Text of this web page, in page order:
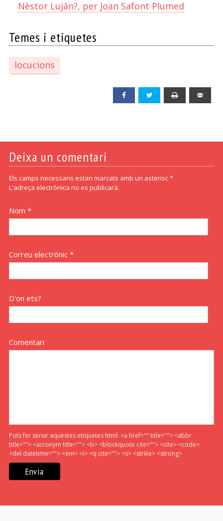
Nèstor Luján?, per Joan Safont Plumed
Temes i etiquetes
locucions
Facebook Twitter
Deixa un comentari
Els camps necessaris estan marcats amb un asterisc *
L'adreça electrònica no es publicarà.
Nom *
Correu electrònic *
D'on ets?
Comentari
Pots fer servir aquestes etiquetes html: <a href="" title=""> <abbr
title=""> <acronym title=""> <b> <blockquote cite=""> <cite> <code>
<del datetime=""> <em> <i> <q cite=""> <s> <strike> <strong>